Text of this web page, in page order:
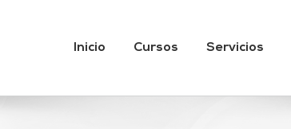
Inicio Cursos Servicios